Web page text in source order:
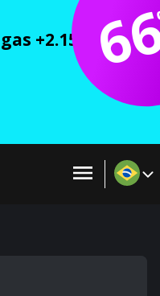
+2.150 cursos